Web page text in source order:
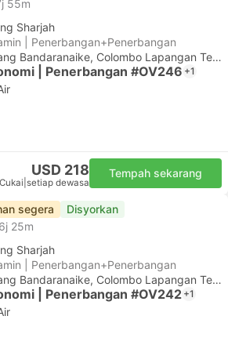
55m
Sharjah
| Penerbangan+Penerbangan
CMB Lapangan Terbang Bandaranaike, Colombo Lapangan Terbang
| Penerbangan #OV246 +1
USD 218
setiap dewasa
Tempah sekarang
segera Disyorkan
25m
Sharjah
| Penerbangan+Penerbangan
CMB Lapangan Terbang Bandaranaike, Colombo Lapangan Terbang
| Penerbangan #OV242 +1